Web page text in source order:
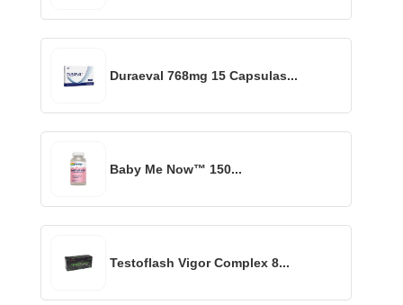
Duraeval 768mg 15 Capsulas...
Baby Me Now™ 150...
Testoflash Vigor Complex 8...